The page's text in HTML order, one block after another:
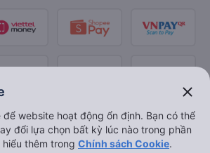
close
để website hoạt động ổn định. Bạn có thể
đổi lựa chọn bất kỳ lúc nào trong phần
thêm trong Chính sách Cookie.